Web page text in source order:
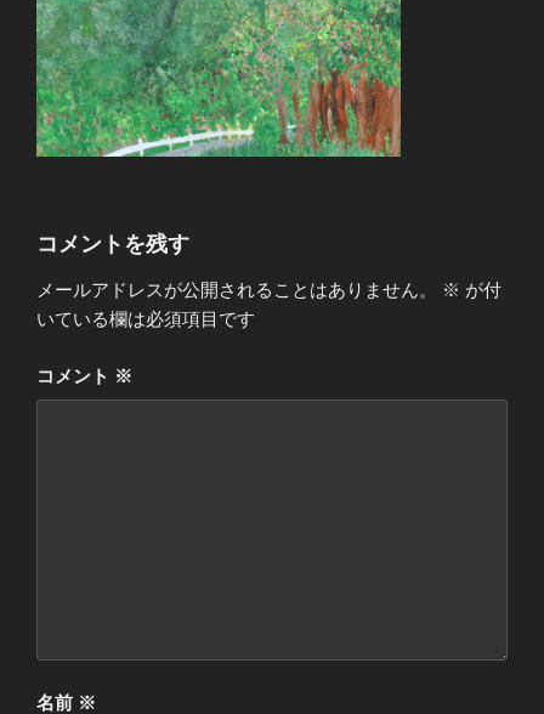
コメントを残す
メールアドレスが公開されることはありません。 ※ が付
いている欄は必須項目です
コメント ※
名前 ※